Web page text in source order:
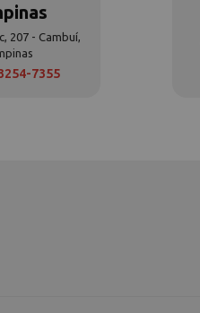
207 - Cambuí,
7355